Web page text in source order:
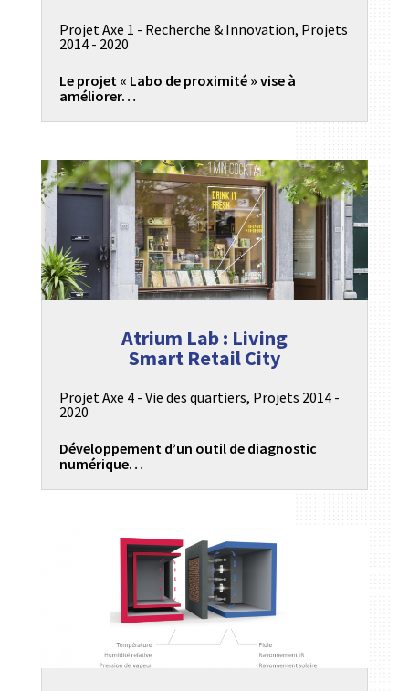
Projet Axe 1 - Recherche & Innovation, Projets
2014 - 2020
Le projet « Labo de proximité » vise à
améliorer…
Atrium Lab : Living
Smart Retail City
Projet Axe 4 - Vie des quartiers, Projets 2014 -
2020
Développement d’un outil de diagnostic
numérique…